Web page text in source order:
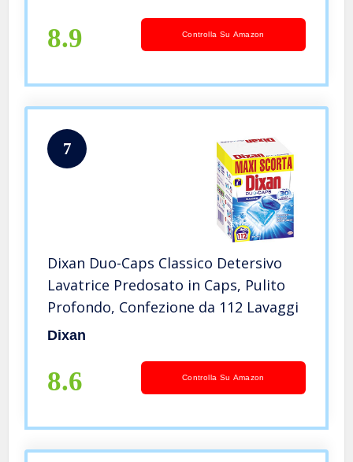
8.9 Controlla Su Amazon
7
Dixan Duo-Caps Classico Detersivo
Lavatrice Predosato in Caps, Pulito
Profondo, Confezione da 112 Lavaggi
Dixan
8.6 Controlla Su Amazon